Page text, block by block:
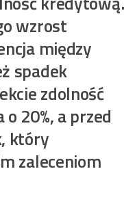
wzrost
między
spadek
zdolność
20%, a przed
który
zaleceniom